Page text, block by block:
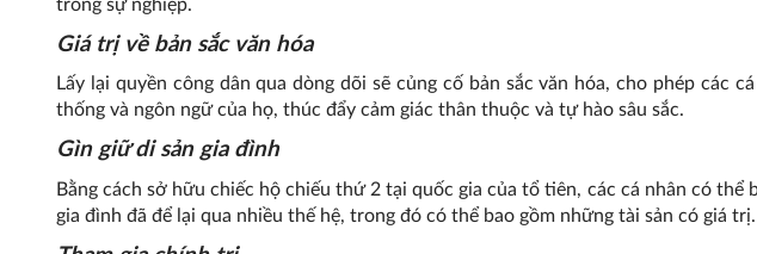
trong sự nghiệp.
Giá trị về bản sắc văn hóa
Lấy lại quyền công dân qua dòng dõi sẽ củng cố bản sắc văn hóa, cho phép các
thống và ngôn ngữ của họ, thúc đẩy cảm giác thân thuộc và tự hào sâu sắc.
Gìn giữ di sản gia đình
Bằng cách sở hữu chiếc hộ chiếu thứ 2 tại quốc gia của tổ tiên, các cá nhân có thể
gia đình đã để lại qua nhiều thế hệ, trong đó có thể bao gồm những tài sản có giá trị.